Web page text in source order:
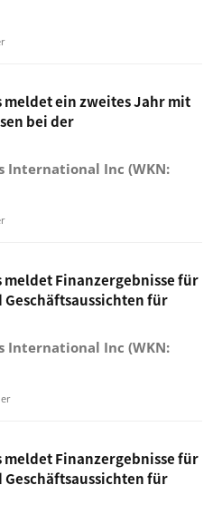
meldet ein zweites Jahr mit
bei der
International Inc (WKN:
meldet Finanzergebnisse für
Geschäftsaussichten für
International Inc (WKN:
meldet Finanzergebnisse für
Geschäftsaussichten für